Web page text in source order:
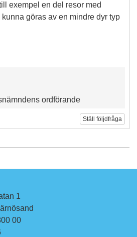
exempel en del resor med
göras av en mindre dyr typ
ordförande
Ställ följdfråga
1
00